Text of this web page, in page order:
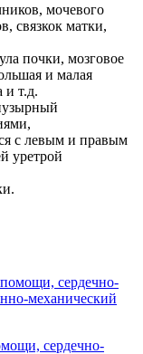
мочевого
связкок матки,
почки, мозговое
и малая
и т.д.
с левым и правым
уретрой
сердечно-